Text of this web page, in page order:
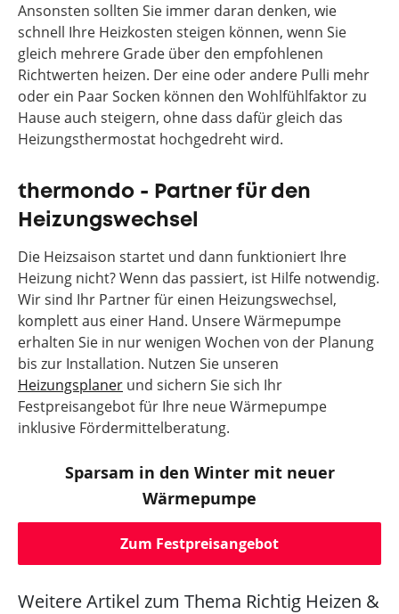
Ansonsten sollten Sie immer daran denken, wie
schnell Ihre Heizkosten steigen können, wenn Sie
gleich mehrere Grade über den empfohlenen
Richtwerten heizen. Der eine oder andere Pulli mehr
oder ein Paar Socken können den Wohlfühlfaktor zu
Hause auch steigern, ohne dass dafür gleich das
Heizungsthermostat hochgedreht wird.
thermondo - Partner für den
Heizungswechsel
Die Heizsaison startet und dann funktioniert Ihre
Heizung nicht? Wenn das passiert, ist Hilfe notwendig.
Wir sind Ihr Partner für einen Heizungswechsel,
komplett aus einer Hand. Unsere Wärmepumpe
erhalten Sie in nur wenigen Wochen von der Planung
bis zur Installation. Nutzen Sie unseren
Heizungsplaner und sichern Sie sich Ihr
Festpreisangebot für Ihre neue Wärmepumpe
inklusive Fördermittelberatung.
Sparsam in den Winter mit neuer
Wärmepumpe
Zum Festpreisangebot
Weitere Artikel zum Thema Richtig Heizen &